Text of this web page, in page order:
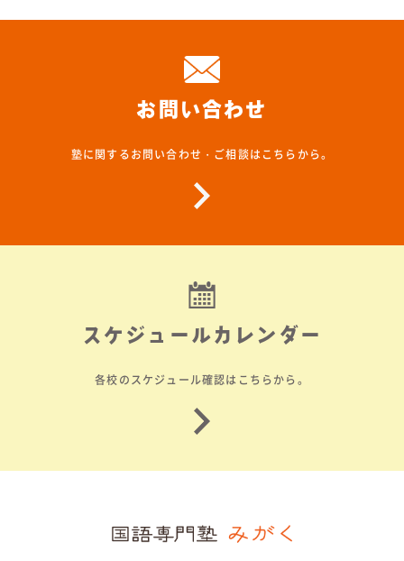
お問い合わせ
塾に関するお問い合わせ・ご相談はこちらから。
スケジュールカレンダー
各校のスケジュール確認はこちらから。